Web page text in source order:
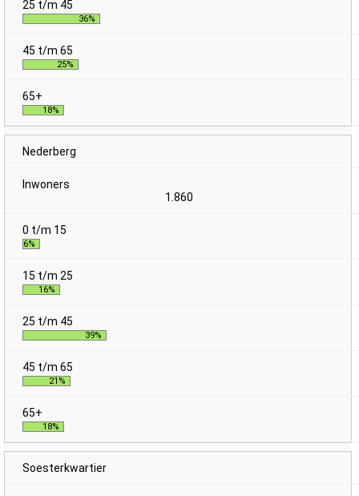
36%
25%
18%
Nederberg
1.860
6%
16%
39%
21%
18%
Soesterkwartier